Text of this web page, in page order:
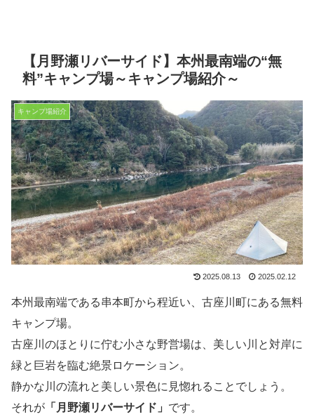
【月野瀬リバーサイド】本州最南端の“無
料”キャンプ場～キャンプ場紹介～
キャンプ場紹介
2025.08.13 2025.02.12
本州最南端である串本町から程近い、古座川町にある無料
キャンプ場。
古座川のほとりに佇む小さな野営場は、美しい川と対岸に
緑と巨岩を臨む絶景ロケーション。
静かな川の流れと美しい景色に見惚れることでしょう。
それが 「月野瀬リバーサイド」 です。